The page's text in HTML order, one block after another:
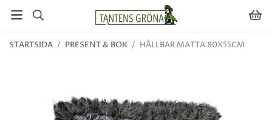
STARTSIDA / PRESENT & BOK / HÅLLBAR MATTA 80X55CM